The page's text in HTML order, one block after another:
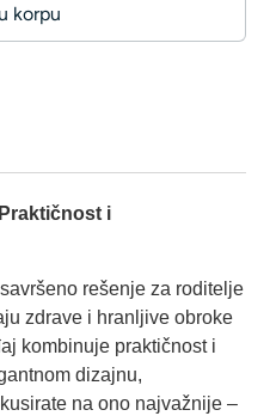
korpu
i
rešenje za roditelje
zdrave i hranljive obroke
kombinuje praktičnost i
dizajnu,
na ono najvažnije –